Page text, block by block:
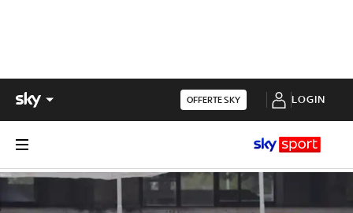
OFFERTE SKY LOGIN